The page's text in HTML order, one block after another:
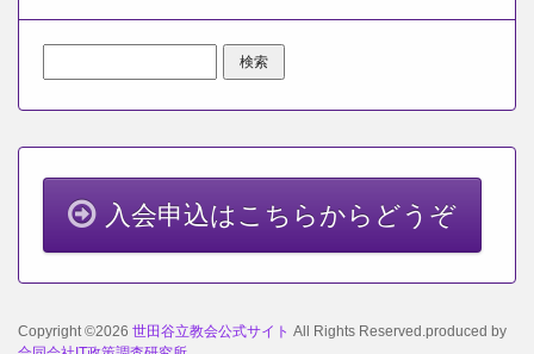
索:
入会申込はこちらからどうぞ
Copyright ©2026 世田谷立教会公式サイト All Rights Reserved.produced by